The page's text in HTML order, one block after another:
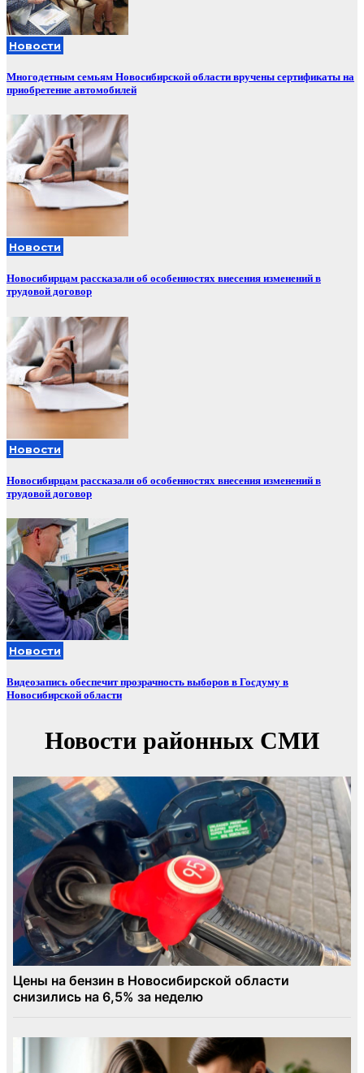
Новости
Многодетным семьям Новосибирской области вручены сертификаты на
приобретение автомобилей
Новости
Новосибирцам рассказали об особенностях внесения изменений в
трудовой договор
Новости
Новосибирцам рассказали об особенностях внесения изменений в
трудовой договор
Новости
Видеозапись обеспечит прозрачность выборов в Госдуму в
Новосибирской области